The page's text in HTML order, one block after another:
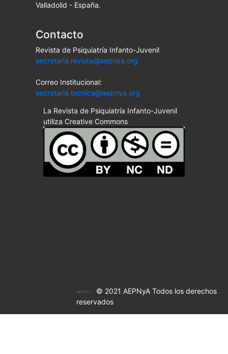
Valladolid - España.
Contacto
Revista de Psiquiatría Infanto-Juvenil
secretaria.revista@aepnya.org
Correo Institucional:
secretaria.tecnica@aepnya.org
La Revista de Psiquiatría Infanto-Juvenil
utiliza Creative Commons
© 2021 AEPNyA Todos los derechos
reservados